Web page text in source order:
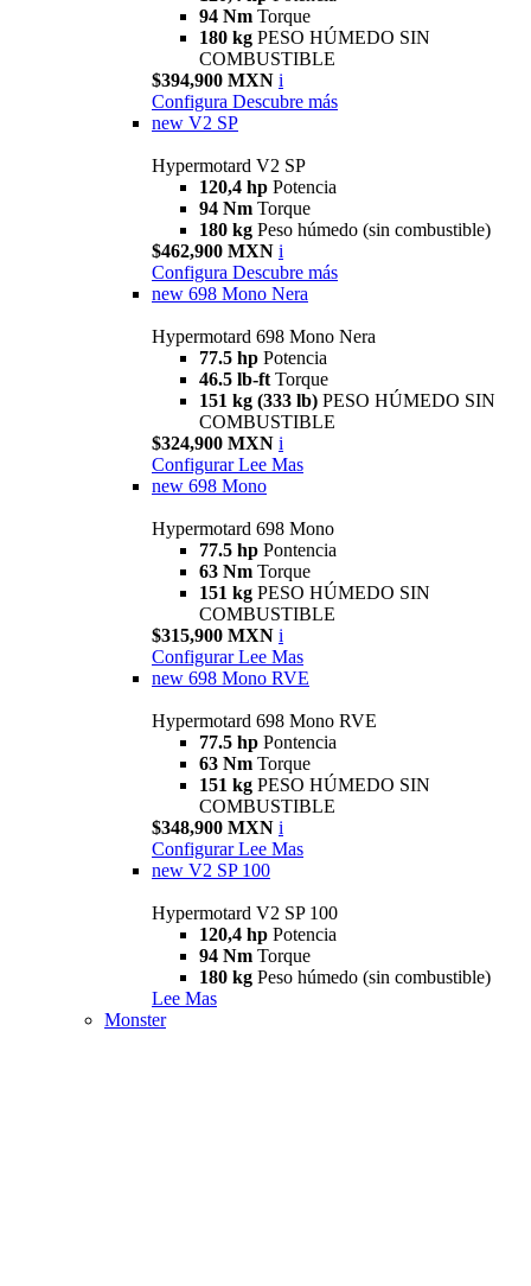
94 Nm Torque
180 kg PESO HÚMEDO SIN
COMBUSTIBLE
$394,900 MXN i
Configura Descubre más
new V2 SP
Hypermotard V2 SP
120,4 hp Potencia
94 Nm Torque
180 kg Peso húmedo (sin combustible)
$462,900 MXN i
Configura Descubre más
new 698 Mono Nera
Hypermotard 698 Mono Nera
77.5 hp Potencia
46.5 lb-ft Torque
151 kg (333 lb) PESO HÚMEDO SIN
COMBUSTIBLE
$324,900 MXN i
Configurar Lee Mas
new 698 Mono
Hypermotard 698 Mono
77.5 hp Pontencia
63 Nm Torque
151 kg PESO HÚMEDO SIN
COMBUSTIBLE
$315,900 MXN i
Configurar Lee Mas
new 698 Mono RVE
Hypermotard 698 Mono RVE
77.5 hp Pontencia
63 Nm Torque
151 kg PESO HÚMEDO SIN
COMBUSTIBLE
$348,900 MXN i
Configurar Lee Mas
new V2 SP 100
Hypermotard V2 SP 100
120,4 hp Potencia
94 Nm Torque
180 kg Peso húmedo (sin combustible)
Lee Mas
Monster